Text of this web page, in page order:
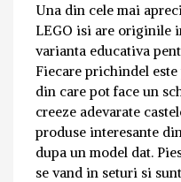
Una din cele mai
LEGO isi are originile
varianta educativa
Fiecare prichindel
din care pot face un
creeze adevarate
produse interesante
dupa un model dat.
se vand in seturi si